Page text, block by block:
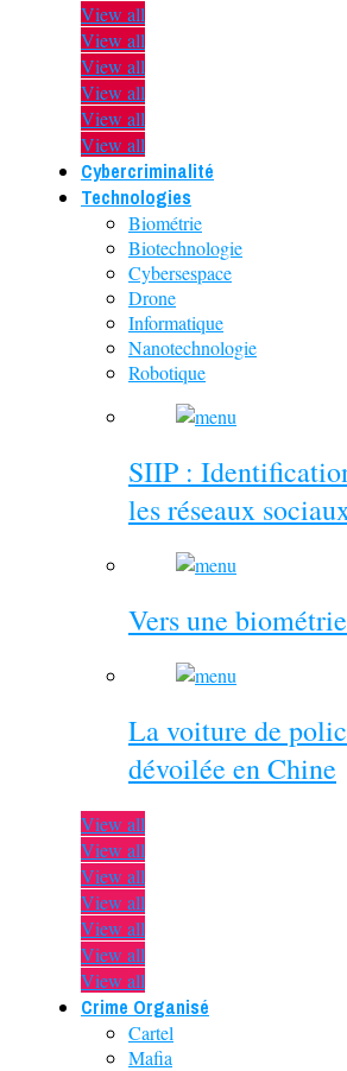
View all
View all
View all
View all
View all
View all
Cybercriminalité
Technologies
Biométrie
Biotechnologie
Cybersespace
Drone
Informatique
Nanotechnologie
Robotique
SIIP :
les réseaux
Vers une
La voiture de
dévoilée en Chine
View all
View all
View all
View all
View all
View all
View all
Crime Organisé
Cartel
Mafia